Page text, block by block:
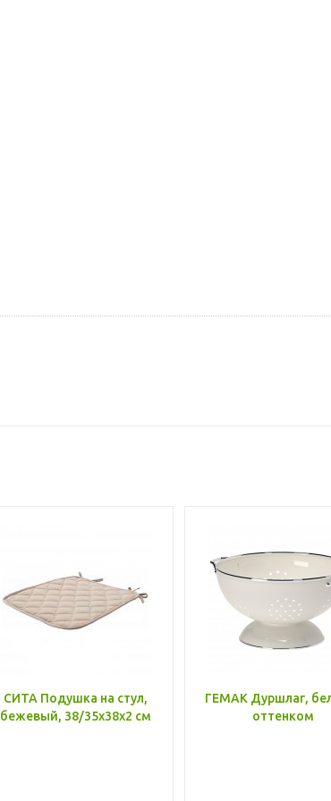
СИТА Подушка на стул,
бежевый, 38/35x38x2 см
ГЕМАК Дуршлаг,
оттенком